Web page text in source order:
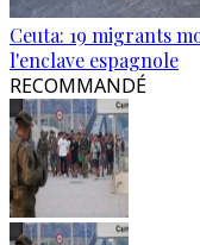
Ceuta: 19 migrants
l'enclave espagnole
RECOMMANDÉ